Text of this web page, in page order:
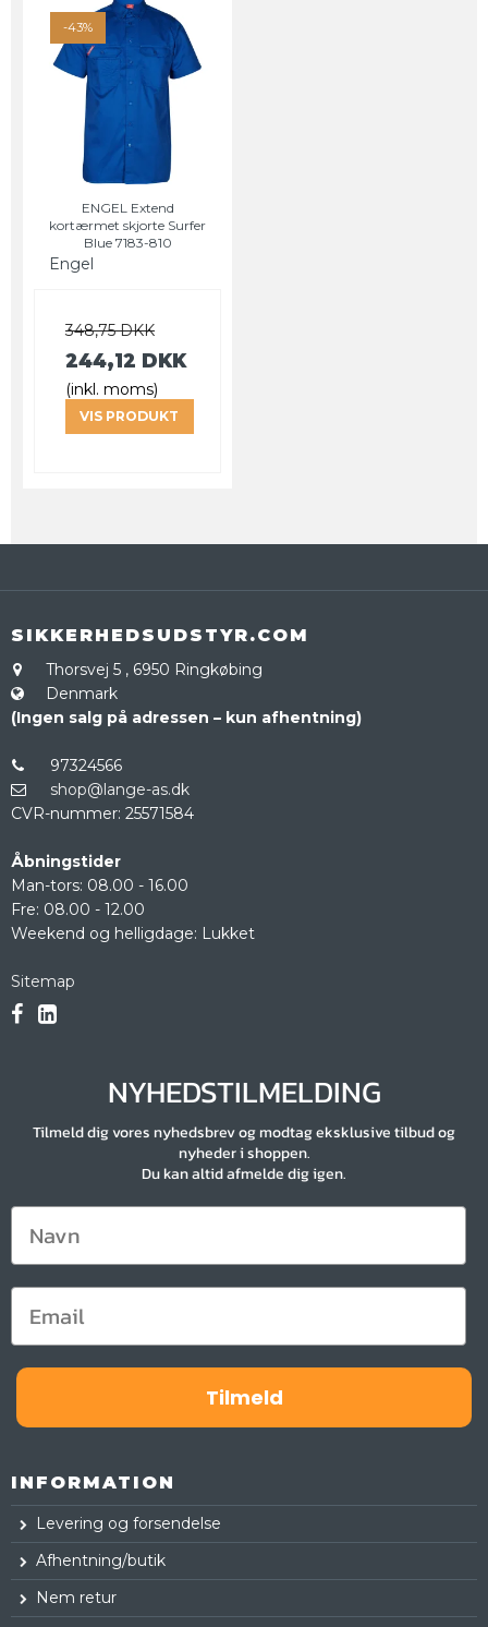
-43%
ENGEL Extend
kortærmet skjorte Surfer
Blue 7183-810
Engel
348,75 DKK
244,12 DKK
(inkl. moms)
VIS PRODUKT
SIKKERHEDSUDSTYR.COM
Thorsvej 5 , 6950 Ringkøbing
Denmark
(Ingen salg på adressen – kun afhentning)
97324566
shop@lange-as.dk
CVR-nummer: 25571584
Åbningstider
Man-tors: 08.00 - 16.00
Fre: 08.00 - 12.00
Weekend og helligdage: Lukket
Sitemap
NYHEDSTILMELDING
Tilmeld dig vores nyhedsbrev og modtag eksklusive tilbud og
nyheder i shoppen.
Du kan altid afmelde dig igen.
Tilmeld
INFORMATION
Levering og forsendelse
Afhentning/butik
Nem retur